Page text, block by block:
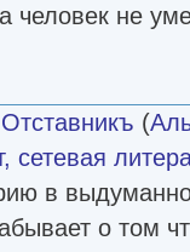
человек не
Отставникъ (
сетевая
в
о том